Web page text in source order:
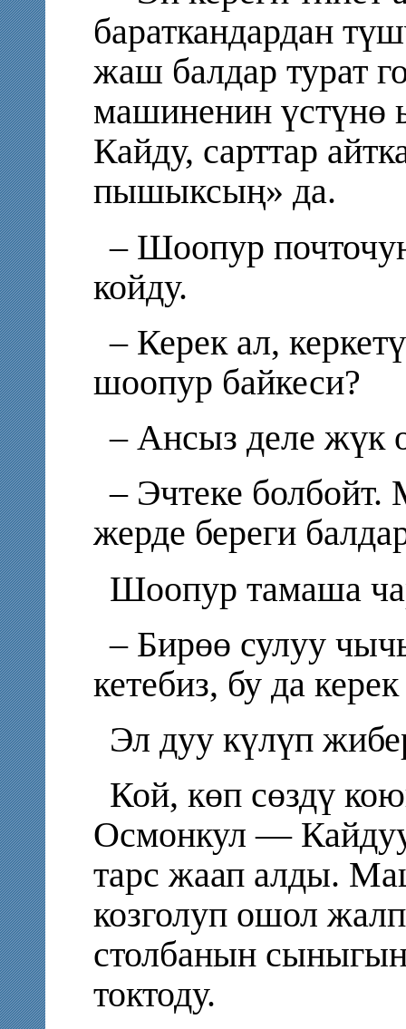
бараткандардан
жаш балдар турат
машиненин үстүнө
Кайду, сарттар
пышыксың» да.
– Шоопур
койду.
– Керек ал,
шоопур байкеси?
– Ансыз деле жүк
– Эчтеке болбойт.
жерде береги
Шоопур тамаша
– Бирөө сулуу
кетебиз, бу да
Эл дуу күлүп
Кой, көп сөздү
Осмонкул —
тарс жаап алды.
козголуп ошол
столбанын
токтоду.